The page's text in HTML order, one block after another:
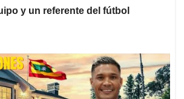
y un referente del fútbol